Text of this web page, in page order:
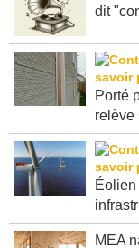
dit
Porté
relève
MEA